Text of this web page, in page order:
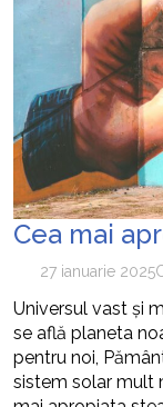
Cea mai
27 ianuarie 2025
Universul vast și
se află planeta
pentru noi,
sistem solar mult